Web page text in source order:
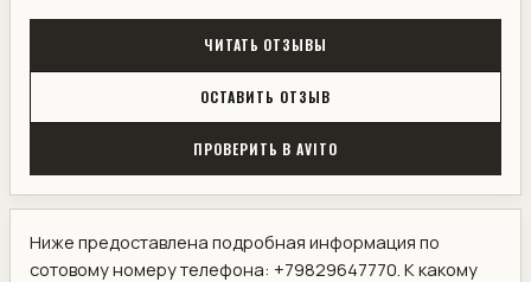
ЧИТАТЬ ОТЗЫВЫ
ОСТАВИТЬ ОТЗЫВ
ПРОВЕРИТЬ В AVITO
Ниже предоставлена подробная информация по
сотовому номеру телефона: +79829647770. К какому